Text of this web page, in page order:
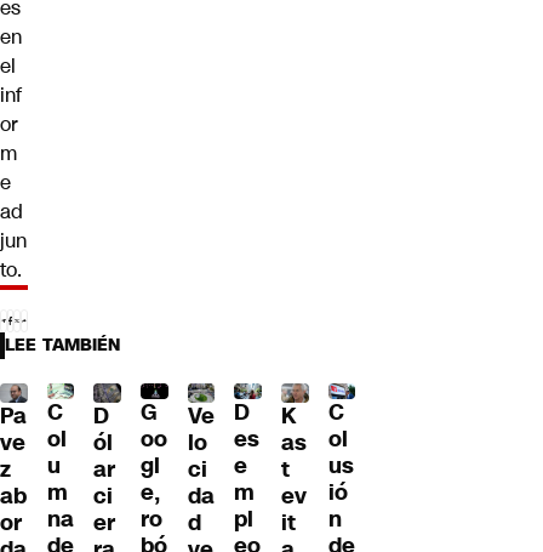
es
en
el
inf
or
m
e
ad
jun
to.
LEE TAMBIÉN
Pa
ve
z
ab
or
C
ol
u
m
na
de
D
ól
ar
ci
er
G
oo
gl
e,
ro
Ve
lo
ci
da
d
D
es
e
m
pl
K
as
t
ev
it
C
ol
us
ió
n